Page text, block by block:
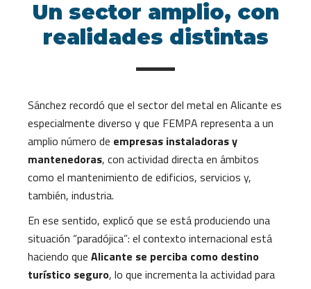
Un sector amplio, con
realidades distintas
Sánchez recordó que el sector del metal en Alicante es
especialmente diverso y que FEMPA representa a un
amplio número de empresas instaladoras y
mantenedoras, con actividad directa en ámbitos
como el mantenimiento de edificios, servicios y,
también, industria.
En ese sentido, explicó que se está produciendo una
situación “paradójica”: el contexto internacional está
haciendo que Alicante se perciba como destino
turístico seguro, lo que incrementa la actividad para